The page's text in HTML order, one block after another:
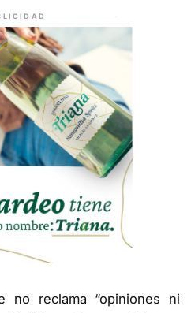
no reclama “opiniones ni